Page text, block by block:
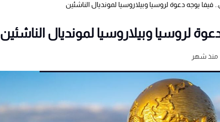
يوجه دعوة لروسيا وبيلاروسيا لمونديال الناشئين
لروسيا وبيلاروسيا لمونديال الناشئين
منذ شهر